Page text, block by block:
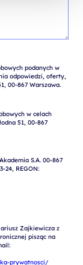
podanych w
odpowiedzi, oferty,
51, 00-867
S.A. 00-867
24, REGON:
Zajkiewicza z
pisząc na
prywatnosci/